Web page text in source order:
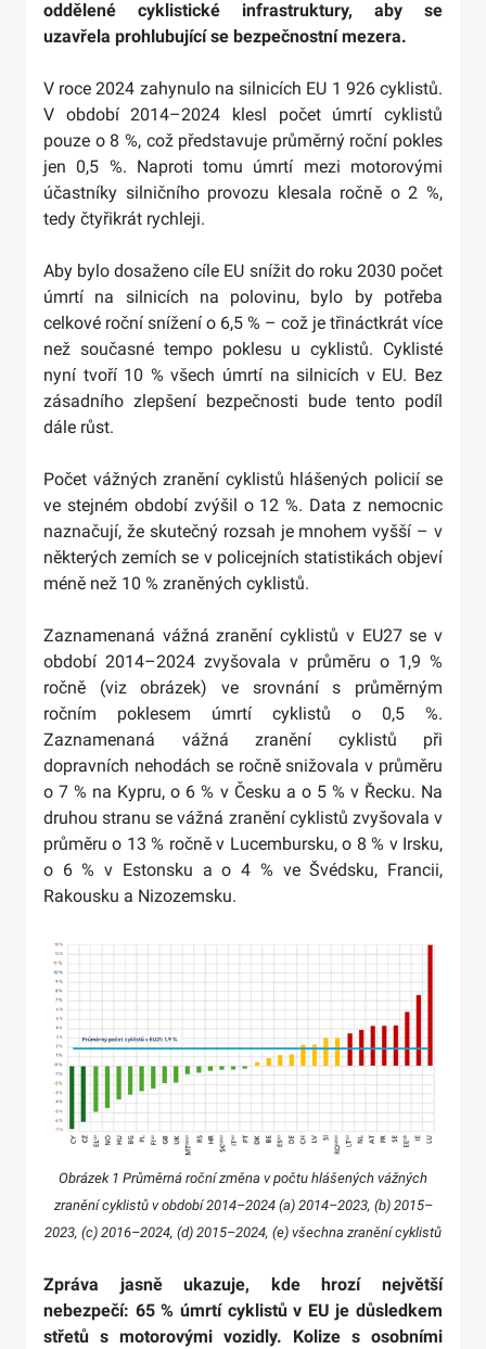
oddělené cyklistické infrastruktury, aby se
uzavřela prohlubující se bezpečnostní mezera.
V roce 2024 zahynulo na silnicích EU 1 926 cyklistů.
V období 2014–2024 klesl počet úmrtí cyklistů
pouze o 8 %, což představuje průměrný roční pokles
jen 0,5 %. Naproti tomu úmrtí mezi motorovými
účastníky silničního provozu klesala ročně o 2 %,
tedy čtyřikrát rychleji.
Aby bylo dosaženo cíle EU snížit do roku 2030 počet
úmrtí na silnicích na polovinu, bylo by potřeba
celkové roční snížení o 6,5 % – což je třináctkrát více
než současné tempo poklesu u cyklistů. Cyklisté
nyní tvoří 10 % všech úmrtí na silnicích v EU. Bez
zásadního zlepšení bezpečnosti bude tento podíl
dále růst.
Počet vážných zranění cyklistů hlášených policií se
ve stejném období zvýšil o 12 %. Data z nemocnic
naznačují, že skutečný rozsah je mnohem vyšší – v
některých zemích se v policejních statistikách objeví
méně než 10 % zraněných cyklistů.
Zaznamenaná vážná zranění cyklistů v EU27 se v
období 2014–2024 zvyšovala v průměru o 1,9 %
ročně (viz obrázek) ve srovnání s průměrným
ročním poklesem úmrtí cyklistů o 0,5 %.
Zaznamenaná vážná zranění cyklistů při
dopravních nehodách se ročně snižovala v průměru
o 7 % na Kypru, o 6 % v Česku a o 5 % v Řecku. Na
druhou stranu se vážná zranění cyklistů zvyšovala v
průměru o 13 % ročně v Lucembursku, o 8 % v Irsku,
o 6 % v Estonsku a o 4 % ve Švédsku, Francii,
Rakousku a Nizozemsku.
Obrázek 1 Průměrná roční změna v počtu hlášených vážných
zranění cyklistů v období 2014–2024 (a) 2014–2023, (b) 2015–
2023, (c) 2016–2024, (d) 2015–2024, (e) všechna zranění cyklistů
Zpráva jasně ukazuje, kde hrozí největší
nebezpečí: 65 % úmrtí cyklistů v EU je důsledkem
střetů s motorovými vozidly. Kolize s osobními